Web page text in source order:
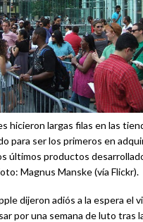
hicieron largas filas en las
para ser los primeros en
últimos productos
Magnus Manske (vía Flickr).
dijeron adiós a la espera el
por una semana de luto tras